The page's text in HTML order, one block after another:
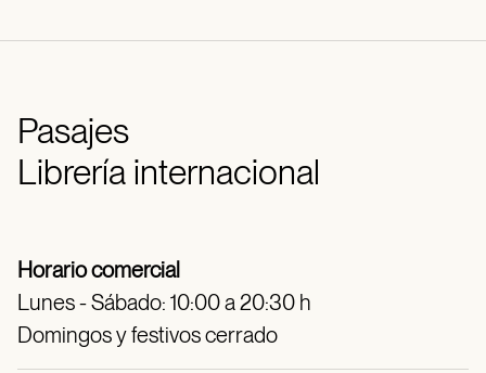
Pasajes
Librería internacional
Horario comercial
Lunes - Sábado: 10:00 a 20:30 h
Domingos y festivos cerrado